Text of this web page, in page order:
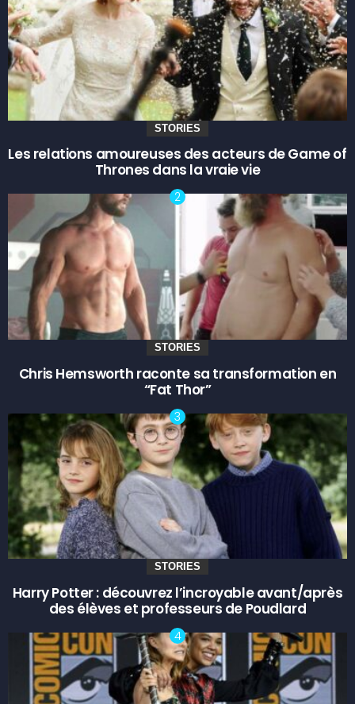
STORIES
Les relations amoureuses des acteurs de Game of
Thrones dans la vraie vie
STORIES
Chris Hemsworth raconte sa transformation en
“Fat Thor”
STORIES
Harry Potter : découvrez l’incroyable avant/après
des élèves et professeurs de Poudlard